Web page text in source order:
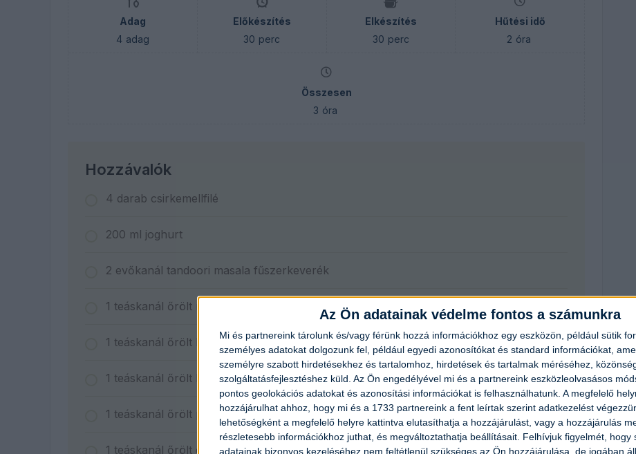
Az Ön adatainak védelme fontos a számunkra
Mi és partnereink tárolunk és/vagy férünk hozzá információkhoz egy eszközön, például sütik
személyes adatokat dolgozunk fel, például egyedi azonosítókat és standard információkat,
személyre szabott hirdetésekhez és tartalomhoz, hirdetések és tartalmak méréséhez,
szolgáltatásfejlesztéshez küld. Az Ön engedélyével mi és a partnereink eszközleolvasásos
pontos geolokációs adatokat és azonosítási információkat is felhasználhatunk. A megfelelő
hozzájárulhat ahhoz, hogy mi és a 1733 partnereink a fent leírtak szerint adatkezelést
lehetőségként a megfelelő helyre kattintva elutasíthatja a hozzájárulást, vagy a hozzájárulás
részletesebb információkhoz juthat, és megváltoztathatja beállításait. Felhívjuk figyelmét, hogy
adatainak bizonyos kezeléséhez nem feltétlenül szükséges az Ön hozzájárulása, de jogában
Adag
4 adag
Előkészítés
30 perc
Elkészítés
30 perc
Hűtési idő
2 óra
Összesen
3 óra
Hozzávalók
4 darab csirkemellfilé
200 ml joghurt
2 evőkanál tandoori masala fűszerkeverék
1 teáskanál őrölt római kömény
1 teáskanál őrölt koriander
1 teáskanál őrölt kurkuma
1 teáskanál őrölt paprika
1 teáskanál őrölt gyömbér